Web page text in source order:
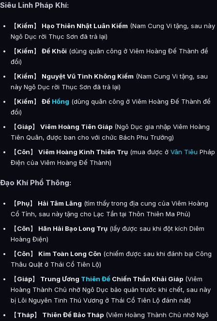
Siêu Linh Pháp Khí:
【Kiếm】 Hạo Thiên Nhật Luân Kiếm (Nam Cung Vi tặng, sau này
Ngô Dục rời Thục Sơn đã trả lại)
【Kiếm】 Đế Khôi (dùng quân công ở Viêm Hoàng Đế Thành để
đổi)
【Kiếm】 Nguyệt Vũ Tình Không Kiếm (Nam Cung Vi tặng, sau
này Ngô Dục rời Thục Sơn đã trả lại)
【Kiếm】 Đế Hồng (dùng quân công ở Viêm Hoàng Đế Thành để
đổi)
【Giáp】 Viêm Hoàng Tiên Giáp (Ngô Dục gia nhập Viêm Hoàng
Tiên Quân, được ban cho với chức Bách Phu Trưởng)
【Côn】 Viêm Hoàng Kình Thiên Trụ (mua được ở Vân Tiêu Pháp
Điện của Viêm Hoàng Đế Thành)
Đạo Khí Phổ Thông:
【Phụ】 Hải Tâm Lăng (tìm thấy trong địa cung của Viêm Hoàng
Cổ Tỉnh, sau này tặng cho Lạc Tần tại Thôn Thiên Ma Phủ)
【Côn】 Hãn Hải Bạo Long Trụ (lấy được sau khi đột kích Diêm
Hoàng Điện)
【Côn】 Kim Toàn Long Côn (chiếm được sau khi đánh bại Công
Thâu Quật ở Thái Cổ Tiên Lộ)
【Giáp】 Trung Ương Thiên Đế Chiến Thần Khải Giáp (Viêm
Hoàng Thành Chủ nhờ Ngô Dục bảo quản trước khi chết, sau này
bị Lôi Nguyên Tinh Thú Vương ở Thái Cổ Tiên Lộ đánh nát)
【Tháp】 Thiên Đế Bảo Tháp (Viêm Hoàng Thành Chủ nhờ Ngô